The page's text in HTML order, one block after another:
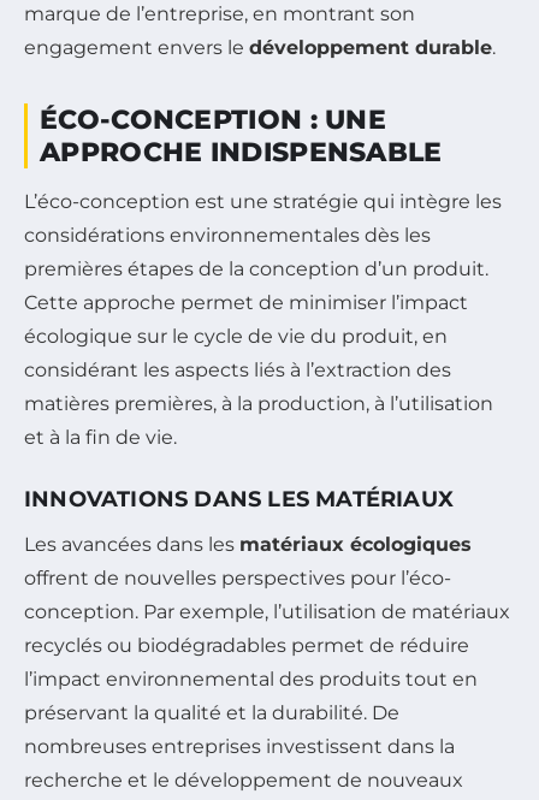
marque de l’entreprise, en montrant son
engagement envers le développement durable.
ÉCO-CONCEPTION : UNE
APPROCHE INDISPENSABLE
L’éco-conception est une stratégie qui intègre les
considérations environnementales dès les
premières étapes de la conception d’un produit.
Cette approche permet de minimiser l’impact
écologique sur le cycle de vie du produit, en
considérant les aspects liés à l’extraction des
matières premières, à la production, à l’utilisation
et à la fin de vie.
INNOVATIONS DANS LES MATÉRIAUX
Les avancées dans les matériaux écologiques
offrent de nouvelles perspectives pour l’éco-
conception. Par exemple, l’utilisation de matériaux
recyclés ou biodégradables permet de réduire
l’impact environnemental des produits tout en
préservant la qualité et la durabilité. De
nombreuses entreprises investissent dans la
recherche et le développement de nouveaux